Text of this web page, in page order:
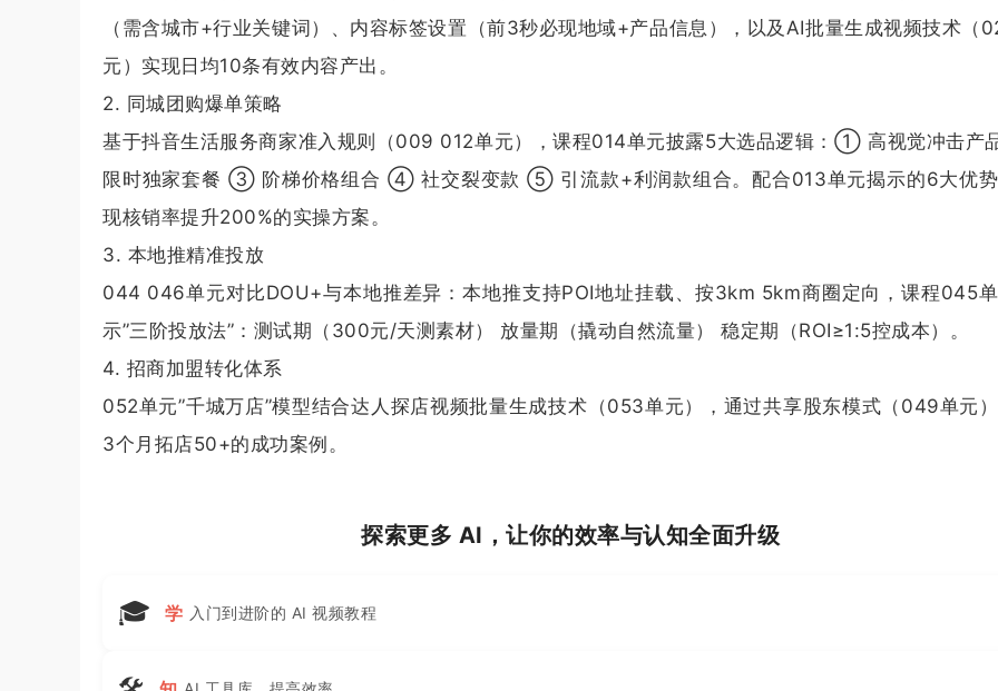
（需含城市+行业关键词）、内容标签设置（前3秒必现地域+产品信息），以及AI批量生成视频技术（
元）实现日均10条有效内容产出。
2. 同城团购爆单策略
基于抖音生活服务商家准入规则（009 012单元），课程014单元披露5大选品逻辑：① 高视觉冲击
限时独家套餐 ③ 阶梯价格组合 ④ 社交裂变款 ⑤ 引流款+利润款组合。配合013单元揭示的6大优
现核销率提升200%的实操方案。
3. 本地推精准投放
044 046单元对比DOU+与本地推差异：本地推支持POI地址挂载、按3km 5km商圈定向，课程045
示”三阶投放法”：测试期（300元/天测素材） 放量期（撬动自然流量） 稳定期（ROI≥1:5控成本）。
4. 招商加盟转化体系
052单元”千城万店”模型结合达人探店视频批量生成技术（053单元），通过共享股东模式（049单元
3个月拓店50+的成功案例。
探索更多 AI，让你的效率与认知全面升级
🎓 学 入门到进阶的 AI 视频教程